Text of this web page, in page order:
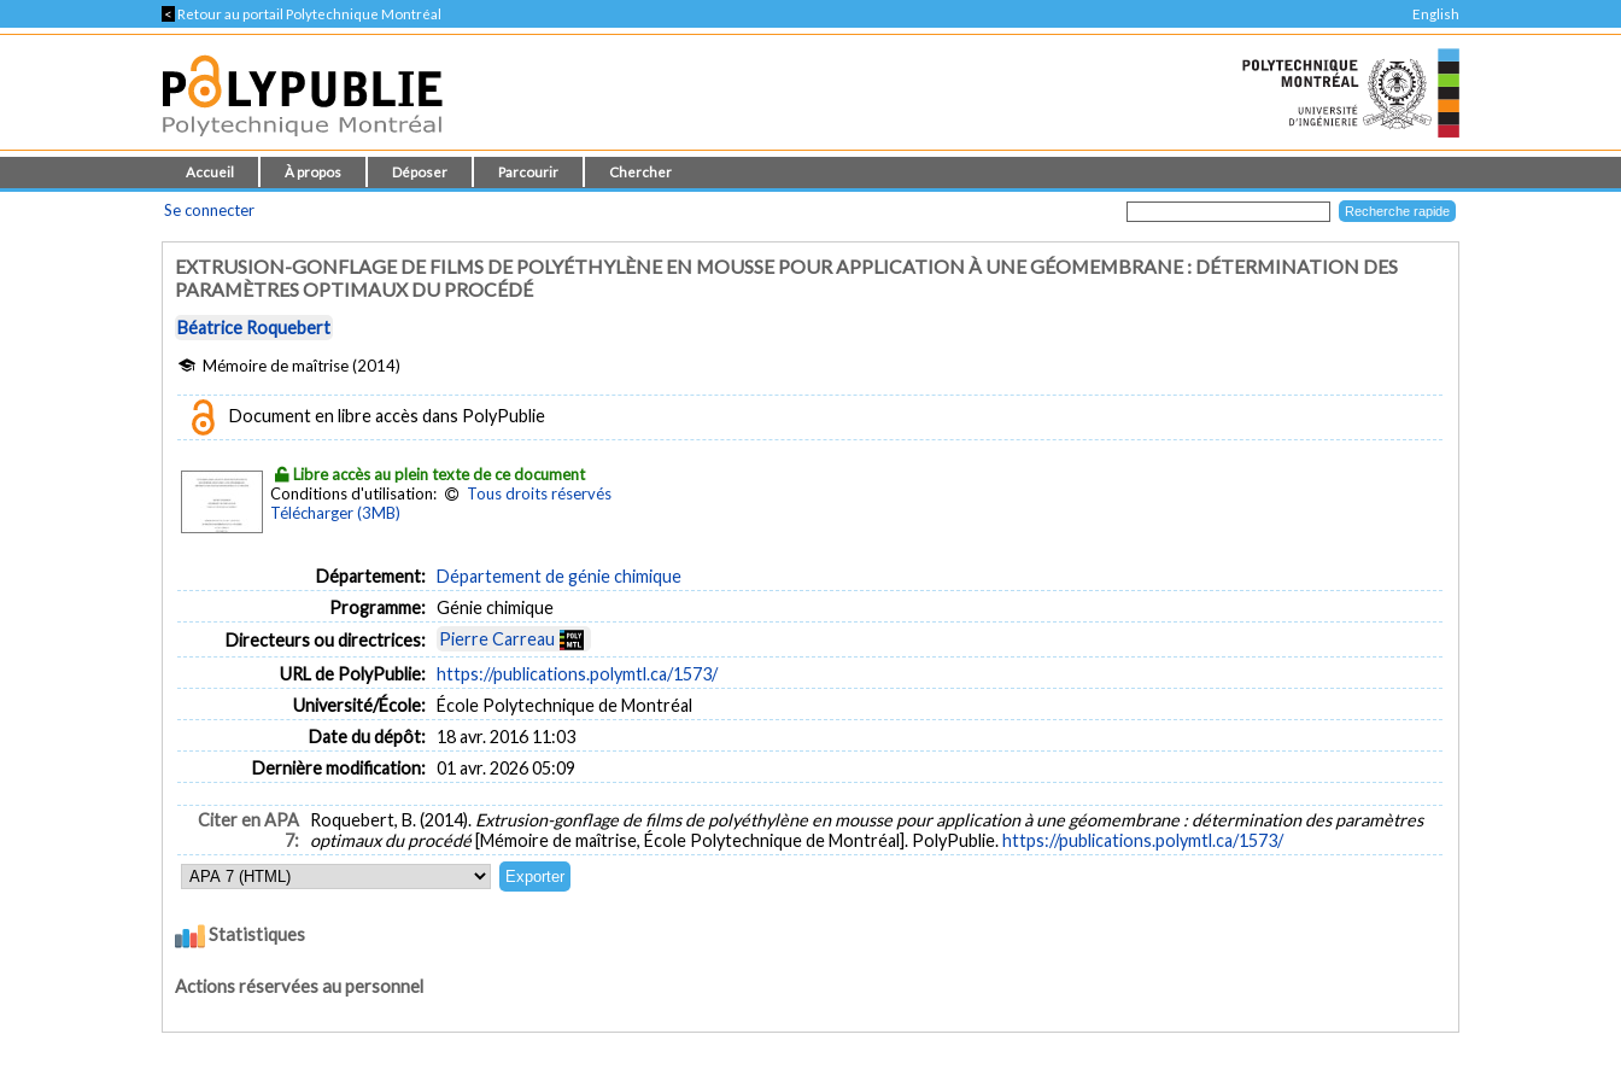
< Retour au portail Polytechnique Montréal English
Accueil À propos Déposer Parcourir Chercher
Se connecter
EXTRUSION-GONFLAGE DE FILMS DE POLYÉTHYLÈNE EN MOUSSE POUR APPLICATION À UNE GÉOMEMBRANE : DÉTERMINATION DES
PARAMÈTRES OPTIMAUX DU PROCÉDÉ
Béatrice Roquebert
Mémoire de maîtrise (2014)
Document en libre accès dans PolyPublie
Libre accès au plein texte de ce document
Conditions d'utilisation:
Tous droits réservés
Télécharger (3MB)
Département: Département de génie chimique
Programme: Génie chimique
Directeurs ou directrices:
Pierre Carreau
URL de PolyPublie: https://publications.polymtl.ca/1573/
Université/École: École Polytechnique de Montréal
Date du dépôt: 18 avr. 2016 11:03
Dernière modification: 01 avr. 2026 05:09
Citer en APA
7:
Roquebert, B. (2014). Extrusion-gonflage de films de polyéthylène en mousse pour application à une géomembrane : détermination des paramètres
optimaux du procédé [Mémoire de maîtrise, École Polytechnique de Montréal]. PolyPublie.https://publications.polymtl.ca/1573/
Statistiques
Actions réservées au personnel